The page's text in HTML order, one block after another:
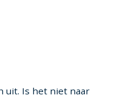
uit. Is het niet naar